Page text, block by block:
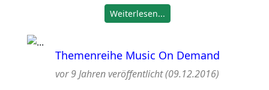
Weiterlesen...
Themenreihe Music On Demand
vor 9 Jahren veröffentlicht (09.12.2016)